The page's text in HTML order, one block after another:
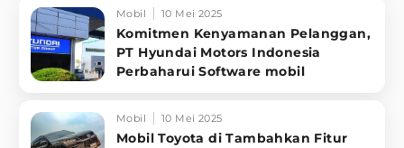
Mobil 10 Mei 2025
Komitmen Kenyamanan Pelanggan,
PT Hyundai Motors Indonesia
Perbaharui Software mobil
Mobil 10 Mei 2025
Mobil Toyota di Tambahkan Fitur